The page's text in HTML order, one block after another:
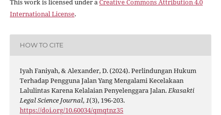
This work is licensed under aCreative Commons Attribution 4.0
International License.
HOW TO CITE
Iyah Faniyah, & Alexander, D. (2024). Perlindungan Hukum
Terhadap Pengguna Jalan Yang Mengalami Kecelakaan
Lalulintas Karena Kelalaian Penyelenggara Jalan.Ekasakti
Legal Science Journal,1(3), 196-203.
https://doi.org/10.60034/qmqtnz35